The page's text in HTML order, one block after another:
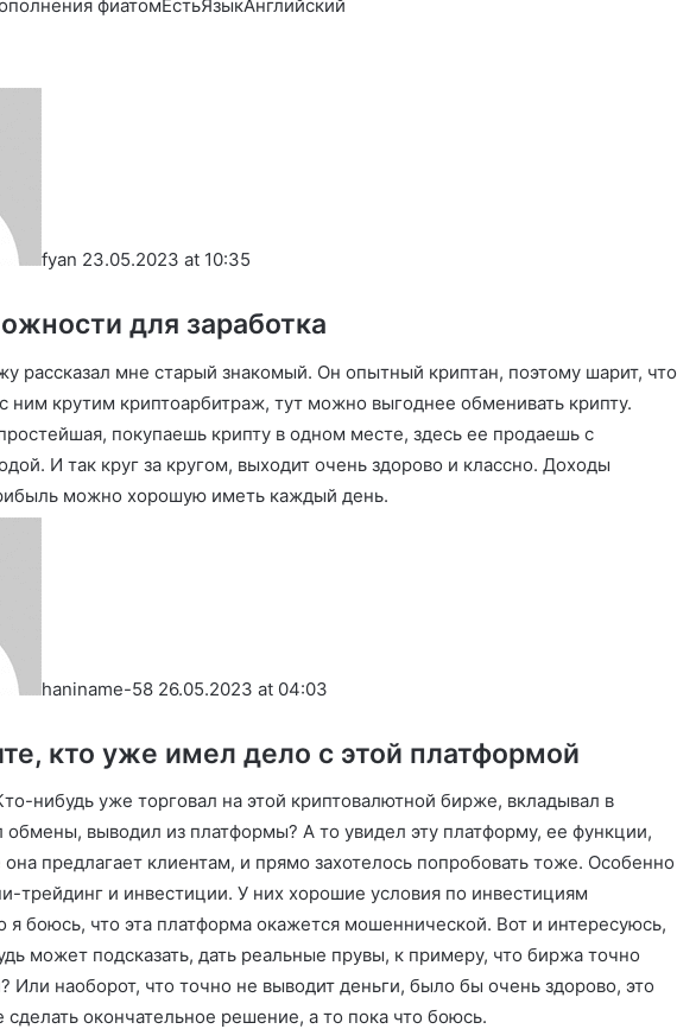
фиатомЕстьЯзыкАнглийский
fyan 23.05.2023 at 10:35
для заработка
рассказал мне старый знакомый. Он опытный криптан, поэтому шарит, что
ним крутим криптоарбитраж, тут можно выгоднее обменивать крипту.
покупаешь крипту в одном месте, здесь ее продаешь с
И так круг за кругом, выходит очень здорово и классно. Доходы
можно хорошую иметь каждый день.
haniname-58 26.05.2023 at 04:03
кто уже имел дело с этой платформой
нибудь уже торговал на этой криптовалютной бирже, вкладывал в
обмены, выводил из платформы? А то увидел эту платформу, ее функции,
предлагает клиентам, и прямо захотелось попробовать тоже. Особенно
трейдинг и инвестиции. У них хорошие условия по инвестициям
боюсь, что эта платформа окажется мошеннической. Вот и интересуюсь,
может подсказать, дать реальные прувы, к примеру, что биржа точно
Или наоборот, что точно не выводит деньги, было бы очень здорово, это
окончательное решение, а то пока что боюсь.